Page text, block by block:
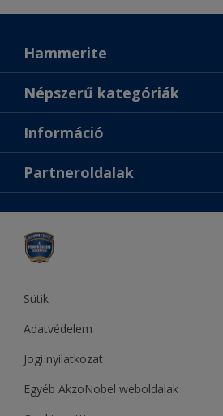
Hammerite
Találj egy színt
Üzlet keresése
Oldaltérkép
Népszerű kategóriák
Festési tanácsok
Inspiráció
Termékek
Információ
Színpontosság
Hozzáférhetőség
Partneroldalak
Dulux
Supralux
Sütik
Adatvédelem
Jogi nyilatkozat
Egyéb AkzoNobel weboldalak